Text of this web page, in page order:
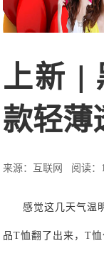
上新 |
款轻薄
来源：互联网 阅读：
感觉这几天气温
品T恤翻了出来，T